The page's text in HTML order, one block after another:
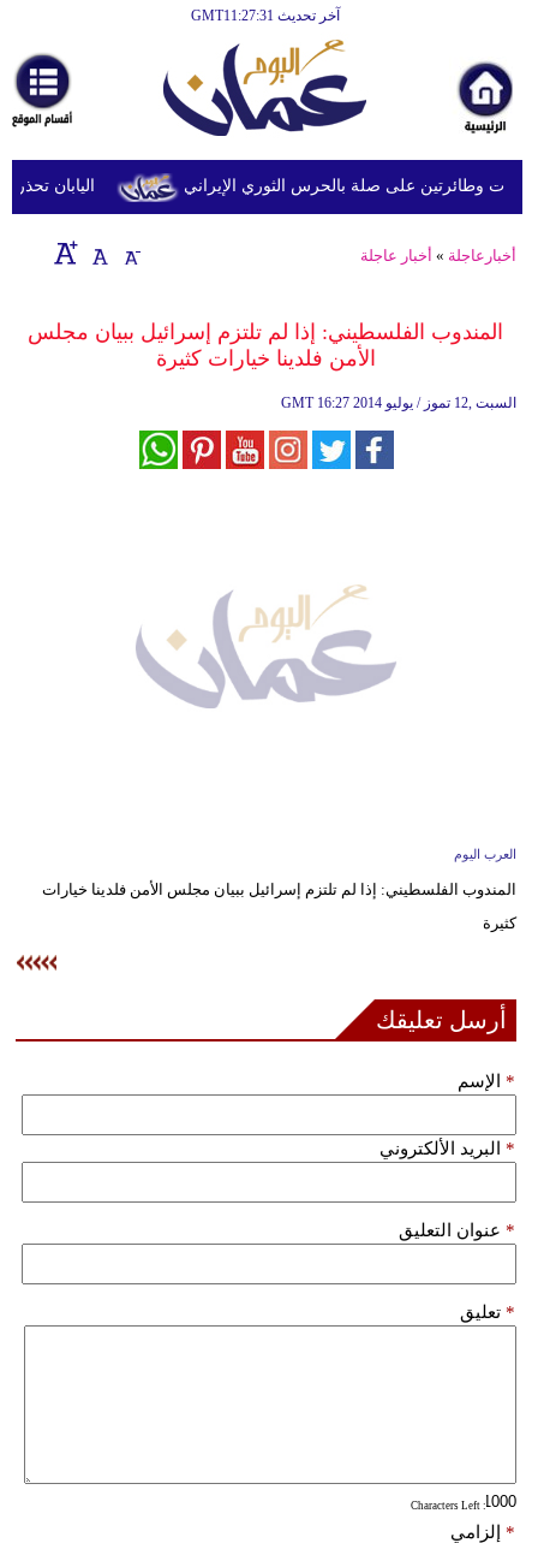
آخر تحديث GMT11:27:31
أخبارعاجلة
رياضة
ثقافة
إقتصاد
وموسيقى
وتكنولوجيا
بيئة
سيارات
اليابان تحذر من على صلة بالحرس الثوري الإيراني
أخبارعاجلة » أخبار عاجلة
المندوب الفلسطيني: إذا لم تلتزم إسرائيل ببيان مجلس
الأمن فلدينا خيارات كثيرة
GMT 16:27 2014 السبت ,12 تموز / يوليو
العرب اليوم
المندوب الفلسطيني: إذا لم تلتزم إسرائيل ببيان مجلس الأمن فلدينا خيارات
كثيرة
أرسل تعليقك
الإسم *
البريد الألكتروني *
عنوان التعليق *
تعليق *
: Characters Left
إلزامي *